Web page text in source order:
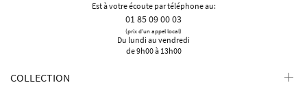
Est à votre écoute par téléphone au:
01 85 09 00 03
(prix d'un appel local)
Du lundi au vendredi
de 9h00 à 13h00
COLLECTION